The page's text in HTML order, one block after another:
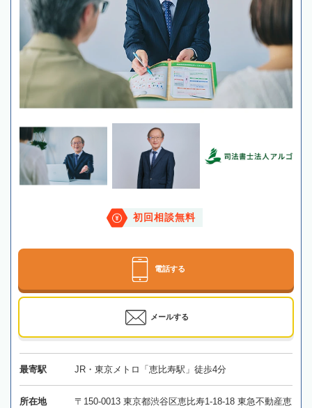
初回相談無料
電話する
メールする
最寄駅 JR・東京メトロ「恵比寿駅」徒歩4分
所在地
〒150-0013 東京都渋谷区恵比寿1-18-18 東急不動産恵